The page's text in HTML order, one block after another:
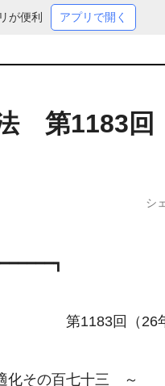
が便利 アプリで開く
第1183回
シ
　　第1183回（26年
七十三　～